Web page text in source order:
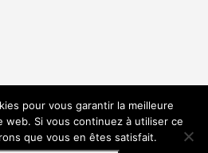
pour vous garantir la meilleure
Si vous continuez à utiliser ce
que vous en êtes satisfait.